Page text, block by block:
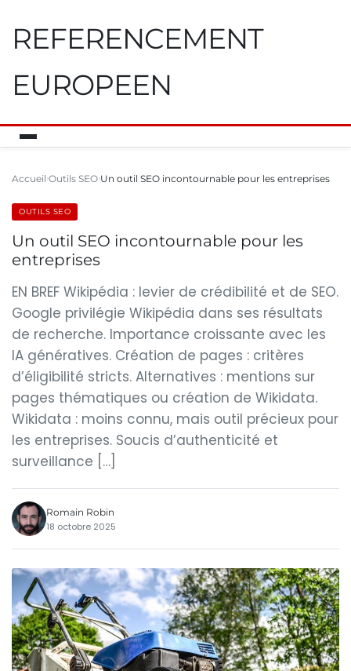
REFERENCEMENT
EUROPEEN
Accueil Outils SEO Un outil SEO incontournable pour les entreprises
OUTILS SEO
Un outil SEO incontournable pour les
entreprises
EN BREF Wikipédia : levier de crédibilité et de SEO.
Google privilégie Wikipédia dans ses résultats
de recherche. Importance croissante avec les
IA génératives. Création de pages : critères
d’éligibilité stricts. Alternatives : mentions sur
pages thématiques ou création de Wikidata.
Wikidata : moins connu, mais outil précieux pour
les entreprises. Soucis d’authenticité et
surveillance […]
Romain Robin
18 octobre 2025